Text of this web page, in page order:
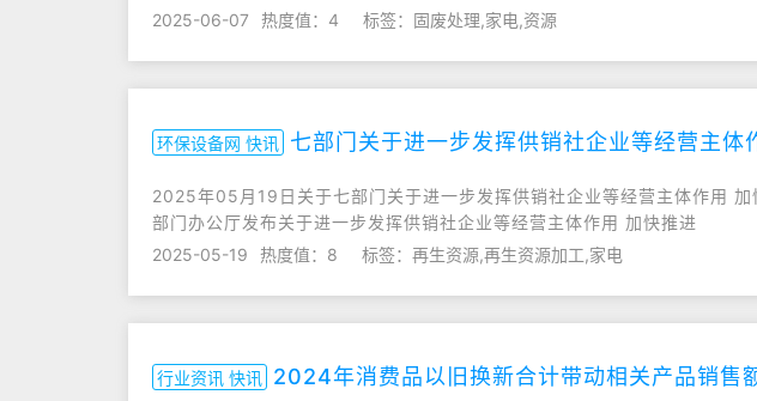
2025-06-07
热度值：4 标签：固废处理,家电,资源
环保设备网 快讯 七部门关于进一步发挥供销社企业等经营主
2025年05月19日关于七部门关于进一步发挥供销社企业等经营主体作用
部门办公厅发布关于进一步发挥供销社企业等经营主体作用 加快推进
2025-05-19
热度值：8 标签：再生资源,再生资源加工,家电
行业资讯 快讯 2024年消费品以旧换新合计带动相关产品销售